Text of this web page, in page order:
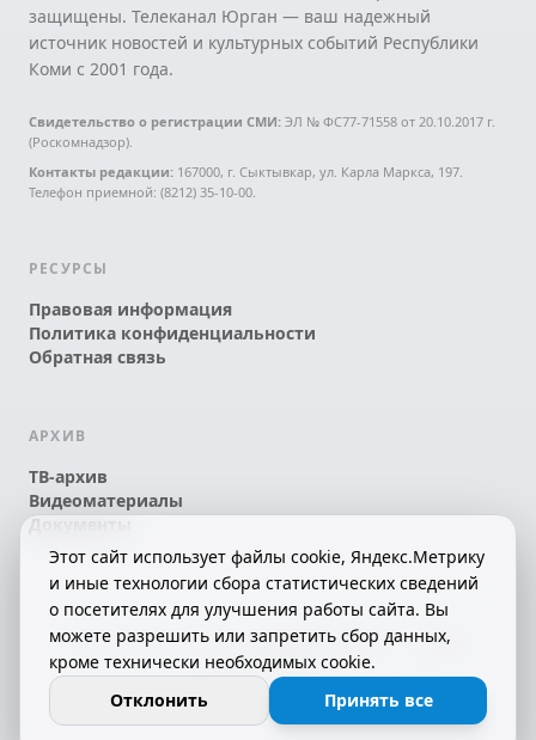
защищены. Телеканал Юрган — ваш надежный
источник новостей и культурных событий Республики
Коми с 2001 года.
Свидетельство о регистрации СМИ: ЭЛ № ФС77-71558 от 20.10.2017 г.
(Роскомнадзор).
Контакты редакции: 167000, г. Сыктывкар, ул. Карла Маркса, 197.
Телефон приемной: (8212) 35-10-00.
РЕСУРСЫ
Правовая информация
Политика конфиденциальности
Обратная связь
АРХИВ
ТВ-архив
Видеоматериалы
Документы
© 2026 АО «КРТК» • КОМИ ЙÖЗЛЫ — КОМИ
ТЕЛЕКАНАЛ!
СДЕЛАНО С ЛЮБОВЬЮ К РЕСПУБЛИКЕ КОМИ
16+
Этот сайт использует файлы cookie, Яндекс.Метрику
и иные технологии сбора статистических сведений
о посетителях для улучшения работы сайта. Вы
можете разрешить или запретить сбор данных,
кроме технически необходимых cookie.
Отклонить
Принять все